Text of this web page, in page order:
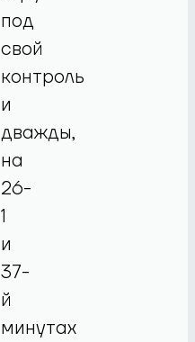
под
свой
контроль
и
дважды,
на
26-
1
и
37-
й
минутах